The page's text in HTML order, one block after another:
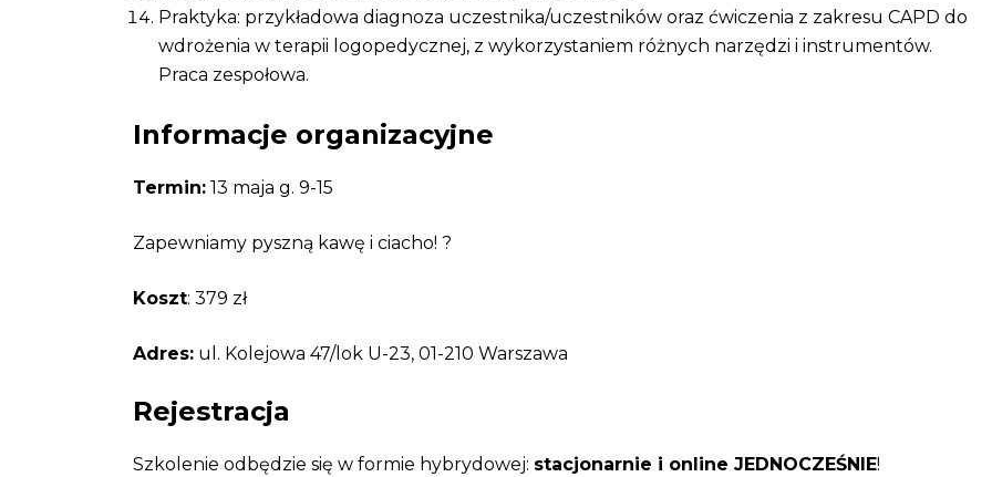
Praktyka: przykładowa diagnoza uczestnika/uczestników oraz ćwiczenia z zakresu CAPD do
wdrożenia w terapii logopedycznej, z wykorzystaniem różnych narzędzi i instrumentów.
Praca zespołowa.
Informacje organizacyjne
Termin: 13 maja g. 9-15
Zapewniamy pyszną kawę i ciacho! ?
Koszt: 379 zł
Adres: ul. Kolejowa 47/lok U-23, 01-210 Warszawa
Rejestracja
Szkolenie odbędzie się w formie hybrydowej: stacjonarnie i online JEDNOCZEŚNIE!